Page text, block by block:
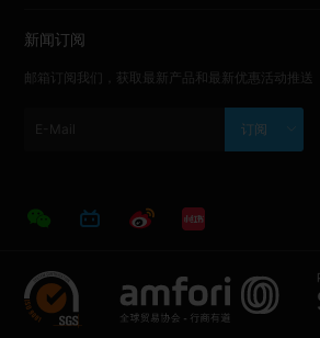
新闻订阅
邮箱订阅我们，获取最新产品和最新优惠活动推送
订阅